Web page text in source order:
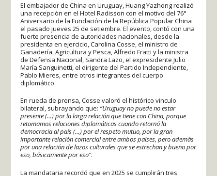
El embajador de China en Uruguay, Huang Yazhong realizó
una recepción en el Hotel Radisson con el motivo del 76°
Aniversario de la Fundación de la República Popular China
el pasado jueves 25 de setiembre. El evento, contó con una
fuerte presencia de autoridades nacionales, desde la
presidenta en ejercicio, Carolina Cosse, el ministro de
Ganadería, Agricultura y Pesca, Alfredo Fratti y la ministra
de Defensa Nacional, Sandra Lazo, el expresidente Julio
María Sanguinetti, el dirigente del Partido Independiente,
Pablo Mieres, entre otros integrantes del cuerpo
diplomático.
En rueda de prensa, Cosse valoró el histórico vinculo
bilateral, subrayando que: “Uruguay no puede no estar
presente (…) por la larga relación que tiene con China, porque
retomamos relaciones diplomáticas cuando retornó la
democracia al país (…) por el respeto mutuo, por la gran
importante relación comercial entre ambos países, pero además
por una relación de lazos culturales que se estrechan y bueno por
eso, básicamente por eso”.
La mandataria recordó que en 2025 se cumplirán tres